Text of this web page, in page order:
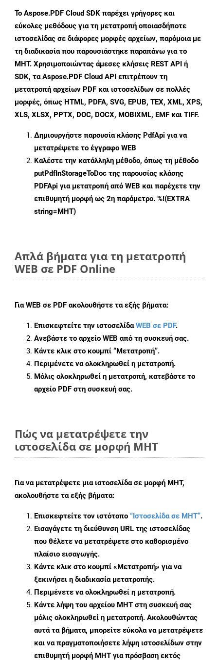
Το Aspose.PDF Cloud SDK παρέχει γρήγορες και
εύκολες μεθόδους για τη μετατροπή οποιασδήποτε
ιστοσελίδας σε διάφορες μορφές αρχείων, παρόμοια με
τη διαδικασία που παρουσιάστηκε παραπάνω για το
MHT. Χρησιμοποιώντας άμεσες κλήσεις REST API ή
SDK, τα Aspose.PDF Cloud API επιτρέπουν τη
μετατροπή αρχείων PDF και ιστοσελίδων σε πολλές
μορφές, όπως HTML, PDFA, SVG, EPUB, TEX, XML, XPS,
XLS, XLSX, PPTX, DOC, DOCX, MOBIXML, EMF και TIFF.
Δημιουργήστε παρουσία κλάσης PdfApi για να
μετατρέψετε το έγγραφο WEB
Καλέστε την κατάλληλη μέθοδο, όπως τη μέθοδο
putPdfInStorageToDoc της παρουσίας κλάσης
PDFApi για μετατροπή από WEB και παρέχετε την
επιθυμητή μορφή ως 2η παράμετρο. %!(EXTRA
string=MHT)
Απλά βήματα για τη μετατροπή
WEB σε PDF Online
ΓιαWEB σε PDF ακολουθήστε τα εξής βήματα:
Επισκεφτείτε την ιστοσελίδαWEB σε PDF.
Ανεβάστε το αρχείο WEB από τη συσκευή σας.
Κάντε κλικ στο κουμπί “Μετατροπή”.
Περιμένετε να ολοκληρωθεί η μετατροπή.
Μόλις ολοκληρωθεί η μετατροπή, κατεβάστε το
αρχείο PDF στη συσκευή σας.
Πώς να μετατρέψετε την
ιστοσελίδα σε μορφή MHT
Για να μετατρέψετε μια ιστοσελίδα σε μορφή MHT,
ακολουθήστε τα εξής βήματα:
Επισκεφτείτε τον ιστότοπο “Ιστοσελίδα σε MHT”.
Εισαγάγετε τη διεύθυνση URL της ιστοσελίδας
που θέλετε να μετατρέψετε στο καθορισμένο
πλαίσιο εισαγωγής.
Κάντε κλικ στο κουμπί «Μετατροπή» για να
ξεκινήσει η διαδικασία μετατροπής.
Περιμένετε να ολοκληρωθεί η μετατροπή.
Κάντε λήψη του αρχείου MHT στη συσκευή σας
μόλις ολοκληρωθεί η μετατροπή. Ακολουθώντας
αυτά τα βήματα, μπορείτε εύκολα να μετατρέψετε
και να πραγματοποιήσετε λήψη ιστοσελίδων στην
επιθυμητή μορφή MHT για πρόσβαση εκτός